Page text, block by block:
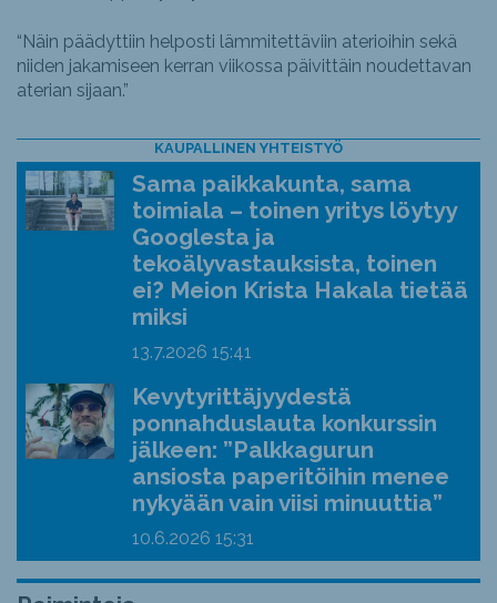
“Näin päädyttiin helposti lämmitettäviin aterioihin sekä
niiden jakamiseen kerran viikossa päivittäin noudettavan
aterian sijaan.”
KAUPALLINEN YHTEISTYÖ
Sama paikkakunta, sama
toimiala – toinen yritys löytyy
Googlesta ja
tekoälyvastauksista, toinen
ei? Meion Krista Hakala tietää
miksi
13.7.2026 15:41
Kevytyrittäjyydestä
ponnahduslauta konkurssin
jälkeen: ”Palkkagurun
ansiosta paperitöihin menee
nykyään vain viisi minuuttia”
10.6.2026 15:31